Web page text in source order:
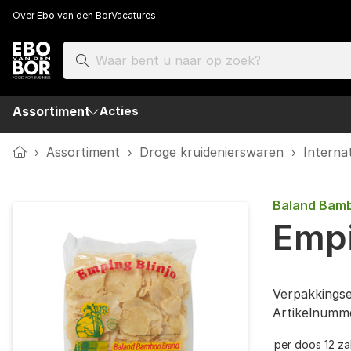
Over Ebo van den BorVacatures
Assortiment Acties
Home
› Assortiment › Droge kruidenierswaren ›
Baland
per doos 12